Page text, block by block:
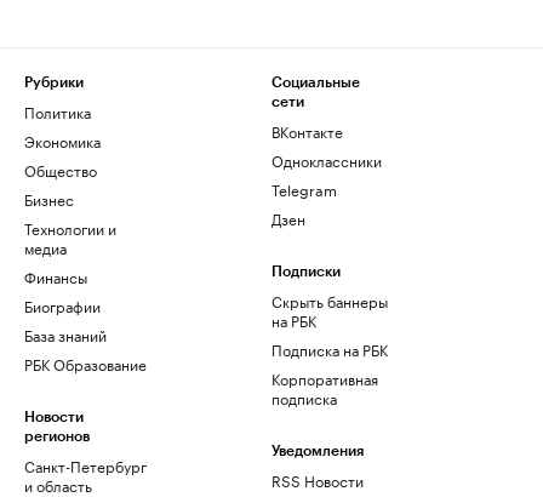
Рубрики
Политика
Экономика
Общество
Бизнес
Технологии и
медиа
Финансы
Биографии
База знаний
РБК Образование
Новости
регионов
Санкт-Петербург
и область
Социальные
сети
ВКонтакте
Одноклассники
Telegram
Дзен
Подписки
Скрыть баннеры
на РБК
Подписка на РБК
Корпоративная
подписка
Уведомления
RSS Новости